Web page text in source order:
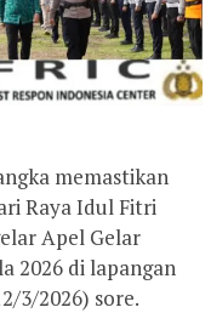
memastikan
Raya Idul Fitri
Apel Gelar
2026 di lapangan
3/2026) sore.